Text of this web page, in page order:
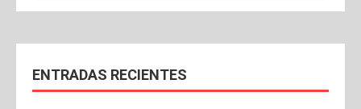
ENTRADAS RECIENTES